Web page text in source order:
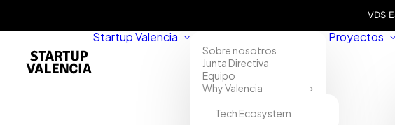
VDS
Startup Valencia
Sobre nosotros
Junta Directiva
Equipo
Why Valencia
Tech Ecosystem
Proyectos